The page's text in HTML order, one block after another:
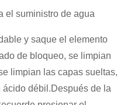
el suministro de agua
y saque el elemento
de bloqueo, se limpian
limpian las capas sueltas,
débil.Después de la